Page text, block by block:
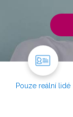
Pouze reální lidé